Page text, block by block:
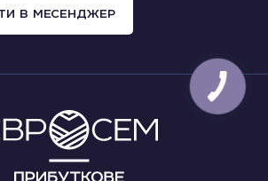
в месенджер